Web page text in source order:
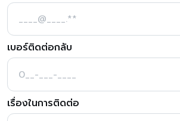
เบอร์ติดต่อกลับ
เรื่องในการติดต่อ